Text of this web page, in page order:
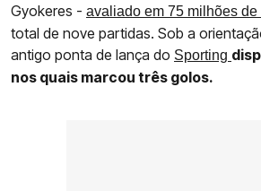
Gyokeres - avaliado em 75 milhões de
total de nove partidas. Sob a
antigo ponta de lança do Sporting
nos quais marcou três golos.